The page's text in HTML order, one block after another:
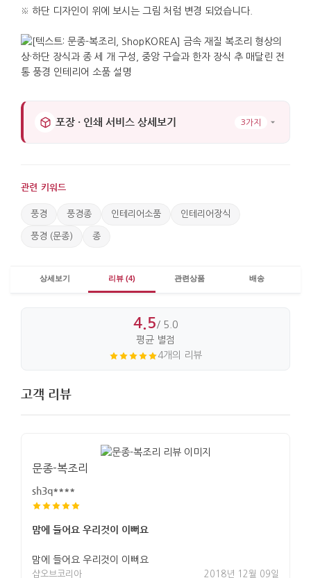
존재감이 분명해집니다. 고리와 끈이 연결되어 있어
많이 차지하지 않아 작은 벽면에도 어울립니다. 먼지는
부드러운 천으로 가볍게 닦아주고 물기가 오래 닿는
담아온 한국의 길상물입니다. 여기에 문종의 울림이
사람들이 일상 물건에 마음을 담아온 전통적 방식으로
해외 지인에게 전하는 기념 선물, 집들이와 이사 축하
선물로도 무난하게 어울립니다.
가로 : 8.5cm. 세로 : 11cm. 길이 : 33cm. 무게 : 270g
※ 하단 디자인이 위에 보시는 그림 처럼 변경 되었습니다.
포장 · 인쇄 서비스 상세보기 3가지
관련 키워드
풍경 풍경종 인테리어소품 인테리어장식
풍경 (문종) 종
상세보기 리뷰 (4) 관련상품 배송
4.5/ 5.0
평균 별점
4개의 리뷰
고객 리뷰
문종-복조리
sh3q****
맘에 들어요 우리것이 이뻐요
맘에 들어요 우리것이 이뻐요
샵오브코리아 2018년 12월 09일